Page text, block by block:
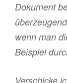
Dokument
wenn man
Beispiel
Verschicke